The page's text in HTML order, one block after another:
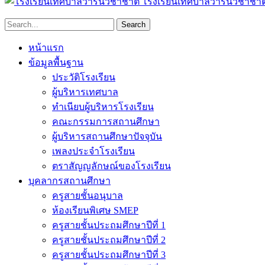
หน้าแรก
ข้อมูลพื้นฐาน
ประวัติโรงเรียน
ผู้บริหารเทศบาล
ทำเนียบผู้บริหารโรงเรียน
คณะกรรมการสถานศึกษา
ผู้บริหารสถานศึกษาปัจจุบัน
เพลงประจำโรงเรียน
ตราสัญญลักษณ์ของโรงเรียน
บุคลากรสถานศึกษา
ครูสายชั้นอนุบาล
ห้องเรียนพิเศษ SMEP
ครูสายชั้นประถมศึกษาปีที่ 1
ครูสายชั้นประถมศึกษาปีที่ 2
ครูสายชั้นประถมศึกษาปีที่ 3